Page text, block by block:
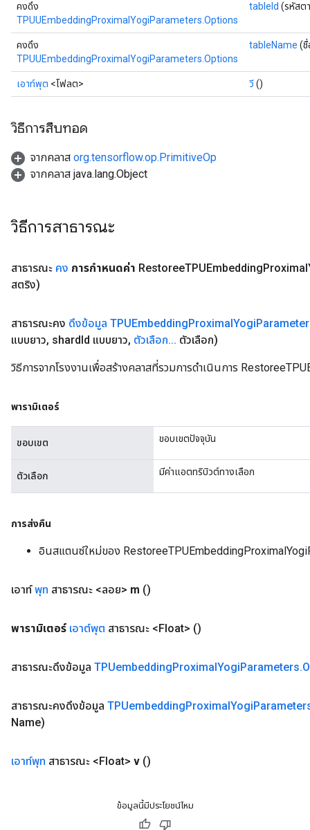
คงดึง
TPUUEmbeddingProximalYogiParameters.Options
tableId (รหัสต
คงดึง
TPUUEmbeddingProximalYogiParameters.Options
tableName (ชื่
เอาท์พุต <โฟลต> วี ()
วิธีการสืบทอด
จากคลาส org.tensorflow.op.PrimitiveOp
จากคลาส java.lang.Object
วิธีการสาธารณะ
สาธารณะ คง การกำหนดค่า RestoreeTPUEmbeddingProximal
สตริง)
สาธารณะคง ดึงข้อมูล TPUEmbeddingProximalYogi
แบบยาว, shardId แบบยาว, ตัวเลือก... ตัวเลือก)
วิธีการจากโรงงานเพื่อสร้างคลาสที่รวมการดำเนินการ
พารามิเตอร์
ขอบเขต ขอบเขตปัจจุบัน
ตัวเลือก มีค่าแอตทริบิวต์ทางเลือก
การส่งคืน
อินสแตนซ์ใหม่ของ
เอาท์พุท สาธารณะ <ลอย> m ()
พารามิเตอร์ เอาต์พุต สาธารณะ <Float> ()
สาธารณะดึงข้อมูล TPUembeddingProximalYogiParameters.
สาธารณะคงดึงข้อมูล TPUembeddingProximalYogi
Name)
เอาท์พุท สาธารณะ <Float> v ()
ข้อมูลนี้มีประโยชน์ไหม